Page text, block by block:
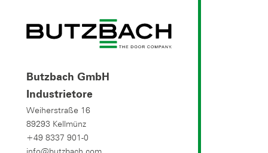
Butzbach GmbH
Industrietore
Weiherstraße 16
89293 Kellmünz
+49 8337 901-0